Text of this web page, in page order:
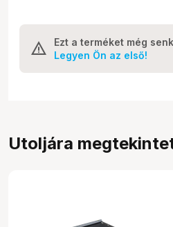
Ezt a terméket még
Legyen Ön az első!
Utoljára